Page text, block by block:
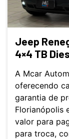
Jeep
4×4 TB
A Mcar
oferecendo
garantia de
Florianópolis
valor para
para troca,